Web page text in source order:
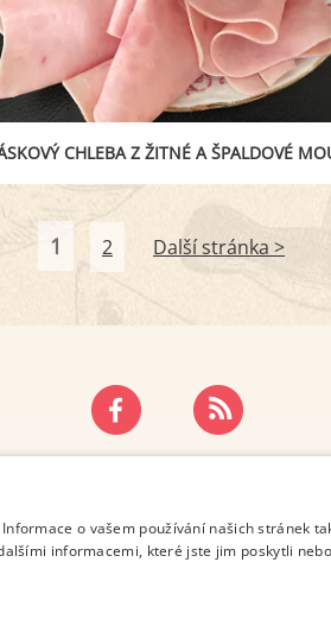
CHLEBA Z ŽITNÉ A ŠPALDOVÉ
1 2 Další stránka >
OSOBNÍCH ÚDAJŮ
o vašem používání našich stránek
informacemi, které jste jim poskytli